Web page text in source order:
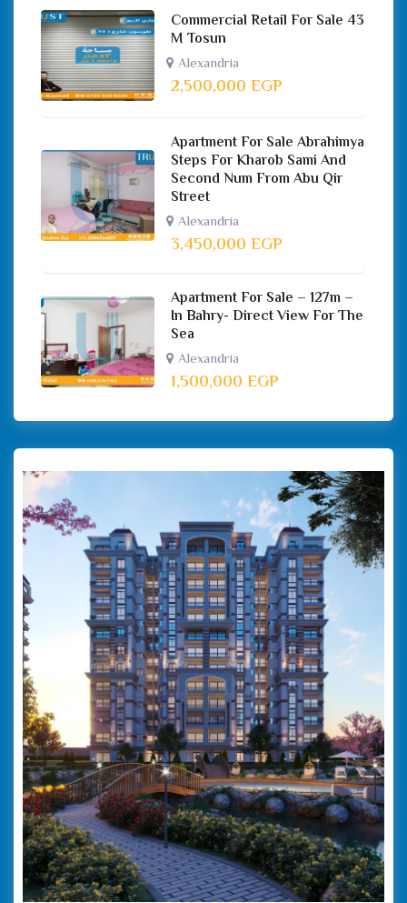
Commercial Retail For Sale 43
M Tosun
Alexandria
2,500,000EGP
Apartment For Sale Abrahimya
Steps For Kharob Sami And
Second Num From Abu Qir
Street
Alexandria
3,450,000EGP
Apartment For Sale – 127m –
In Bahry- Direct View For The
Sea
Alexandria
1,500,000EGP